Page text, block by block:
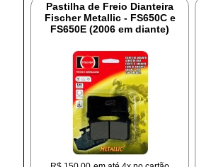
Pastilha de Freio Dianteira
Fischer Metallic - FS650C e
FS650E (2006 em diante)